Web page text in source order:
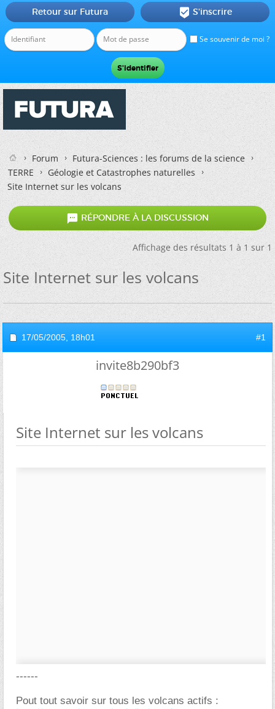
Se souvenir de moi ?
Retour sur Futura  S'inscrire
Forum
Futura-Sciences : les forums de la science
TERRE
Géologie et Catastrophes naturelles
Site Internet sur les volcans
 RÉPONDRE À LA DISCUSSION
Affichage des résultats 1 à 1 sur 1
Site Internet sur les volcans
17/05/2005, 18h01 #1
invite8b290bf3
Site Internet sur les volcans
------
Pout tout savoir sur tous les volcans actifs :